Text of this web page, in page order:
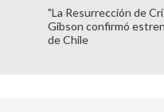
"La Resurrección de
Gibson confirmó
de Chile